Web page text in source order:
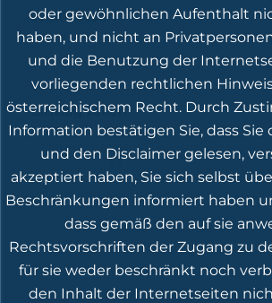
Weiterlesen
Eintrag teilen
oder gewöhnlichen Aufenthalt
haben, und nicht an
und die Benutzung der
vorliegenden rechtlichen
österreichischem Recht. Durch
Information bestätigen Sie, dass Sie
und den Disclaimer gelesen,
akzeptiert haben, Sie sich selbst
Beschränkungen informiert haben
dass gemäß den auf sie
Rechtsvorschriften der Zugang zu
für sie weder beschränkt noch
den Inhalt der Internetseiten